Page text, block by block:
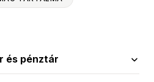
és pénztár